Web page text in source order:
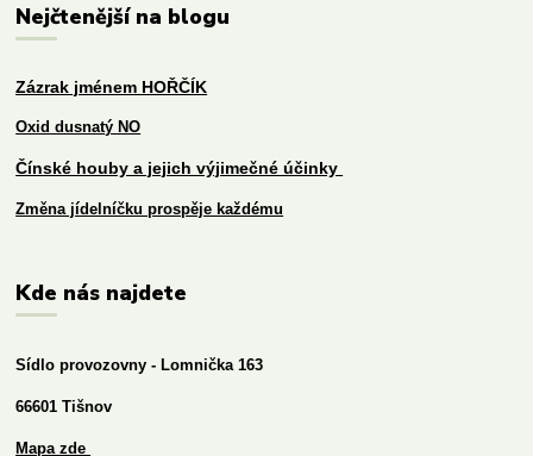
Nejčtenější na blogu
Zázrak jménem HOŘČÍK
Oxid dusnatý NO
Čínské houby a jejich výjimečné účinky
Změna jídelníčku prospěje každému
Kde nás najdete
Sídlo provozovny - Lomnička 163
66601 Tišnov
Mapa zde